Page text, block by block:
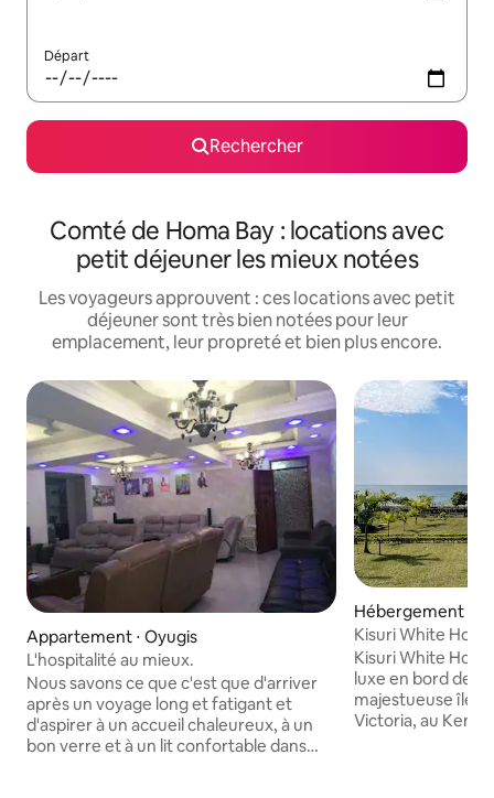
Départ
Rechercher
Comté de Homa Bay : locations avec
petit déjeuner les mieux notées
Les voyageurs approuvent : ces locations avec petit
déjeuner sont très bien notées pour leur
emplacement, leur propreté et bien plus encore.
Appartement ⋅ Oyugis
L'hospitalité au mieux.
Nous savons ce que c'est que d'arriver
après un voyage long et fatigant et
d'aspirer à un accueil chaleureux, à un
bon verre et à un lit confortable dans
Hébergement ⋅
land
Kisuri White
luxe à Mfangano
Kisuri White
luxe en bord de
majestueuse île
Victoria, au